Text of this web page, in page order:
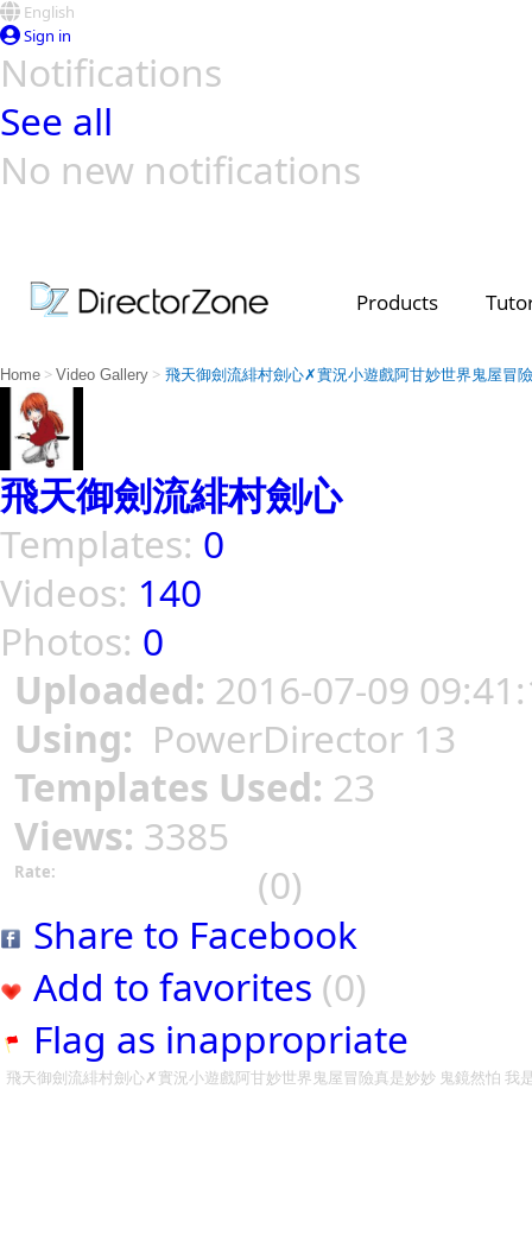
English
Sign in
Notifications
See all
No new notifications
Products
Home > Video Gallery > 飛天御劍流緋村劍心✗實況小遊戲阿甘妙世界鬼屋冒
飛天御劍流緋村劍心
Templates: 0
Videos: 140
Photos: 0
Uploaded: 2016-07-09
Using: PowerDirector 13
Templates Used: 23
Views: 3385
Rate:
(0)
Share to Facebook
Add to favorites (0)
Flag as inappropriate
飛天御劍流緋村劍心✗實況小遊戲阿甘妙世界鬼屋冒險真是妙妙 鬼鏡然怕 我